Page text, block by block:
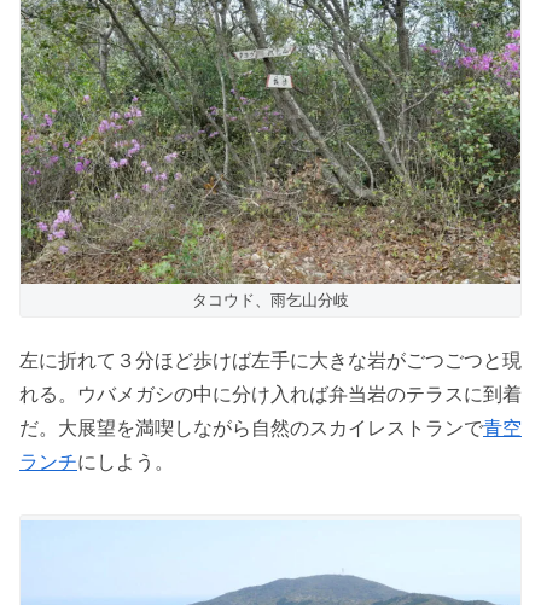
タコウド、雨乞山分岐
左に折れて３分ほど歩けば左手に大きな岩がごつごつと現
れる。ウバメガシの中に分け入れば弁当岩のテラスに到着
だ。大展望を満喫しながら自然のスカイレストランで青空
ランチにしよう。